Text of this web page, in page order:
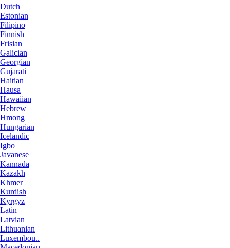
Dutch
Estonian
Filipino
Finnish
Frisian
Galician
Georgian
Gujarati
Haitian
Hausa
Hawaiian
Hebrew
Hmong
Hungarian
Icelandic
Igbo
Javanese
Kannada
Kazakh
Khmer
Kurdish
Kyrgyz
Latin
Latvian
Lithuanian
Luxembou..